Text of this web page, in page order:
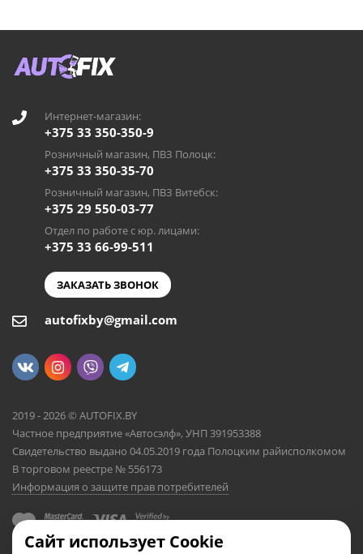
Интернет-магазин:
+375 33 350-350-9
Розничный магазин, ПВЗ Полоцк:
+375 33 350-35-70
Розничный магазин, ПВЗ Витебск:
+375 29 550-03-77
Отдел по работе с юр. лицами:
+375 33 66-99-511
ЗАКАЗАТЬ ЗВОНОК
autofixby@gmail.com
2019 - 2026 © AUTOFIX.BY
Частное предприятие «Автосэлф», УНП 391953388
Свидетельство выдано 04.05.2019 года Полоцким райисполкомом
В торговом реестре № 556173
Информация о защите прав потребителей
Сайт использует Cookie